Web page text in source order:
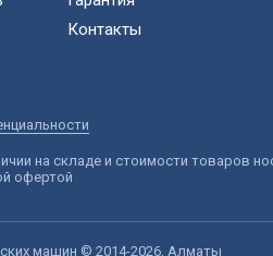
Контакты
на складе и стоимости товаров
офертой
машин © 2014-2026, Алматы